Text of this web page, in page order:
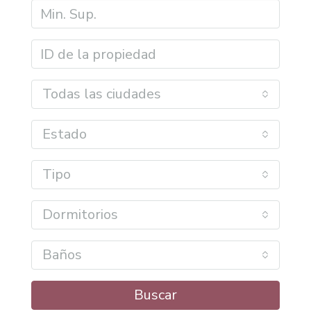
Todas las ciudades
Estado
Tipo
Dormitorios
Baños
Buscar